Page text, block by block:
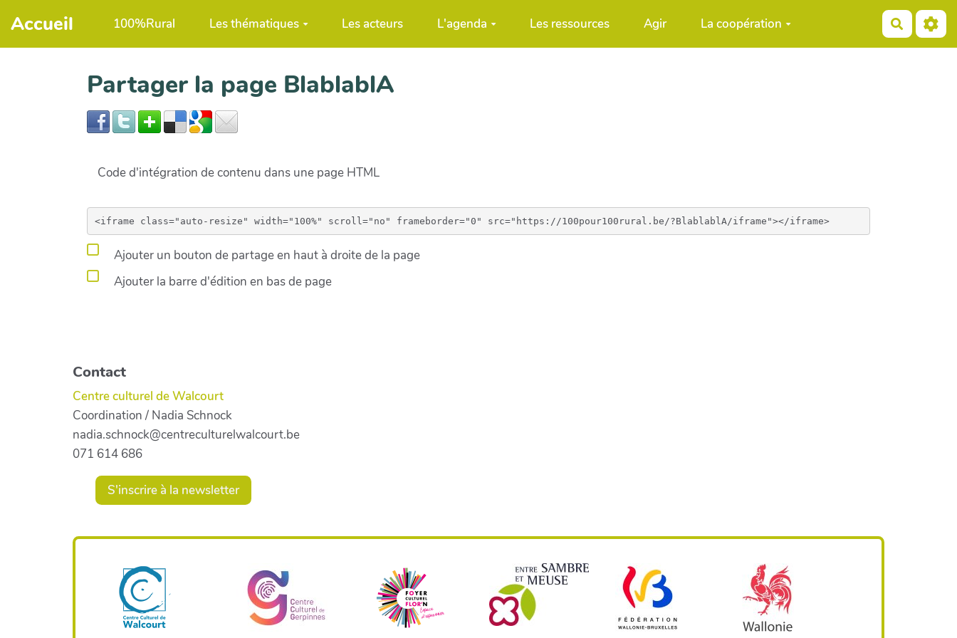
Aller au contenu principal
Accueil 100%Rural Les thématiques Les acteurs L'agenda Les ressources Agir La coopération
Partager la page BlablablA
Code d'intégration de contenu dans une page HTML
<iframe class="auto-resize" width="100%" scroll="no" frameborder="0" src="https://100pour100rural.be/?BlablablA/iframe"></iframe>
Ajouter un bouton de partage en haut à droite de la page
Ajouter la barre d'édition en bas de page
Contact
Centre culturel de Walcourt
Coordination / Nadia Schnock
nadia.schnock@centreculturelwalcourt.be
071 614 686
S'inscrire à la newsletter